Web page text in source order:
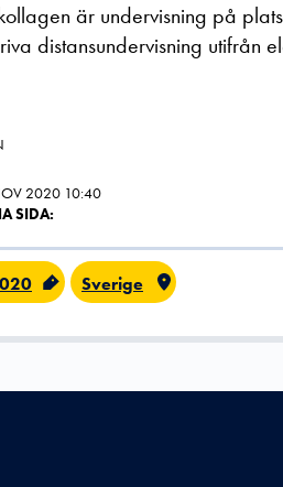
är undervisning på
distansundervisning utifrån
2020 10:40
SIDA:
Sverige